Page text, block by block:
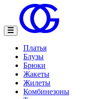
Платья
Блузы
Брюки
Жакеты
Жилеты
Комбинезоны